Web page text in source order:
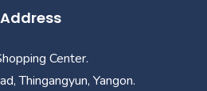
Center.
Thingangyun, Yangon.